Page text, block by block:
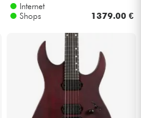
Internet
Shops
1379.00 €